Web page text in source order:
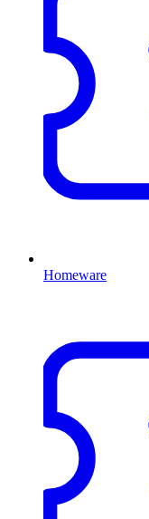
Homeware